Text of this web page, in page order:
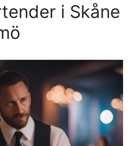
i Skåne